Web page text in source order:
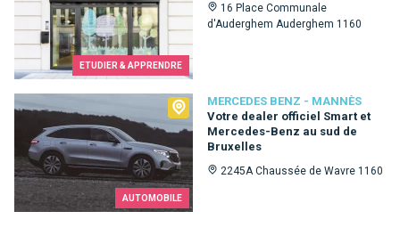
ETUDIER & APPRENDRE
16 Place Communale
d'Auderghem Auderghem 1160
AUTOMOBILE
MERCEDES BENZ - MANNÈS
Votre dealer officiel Smart et
Mercedes-Benz au sud de
Bruxelles
2245A Chaussée de Wavre 1160
Mercedes Benz - Mannès